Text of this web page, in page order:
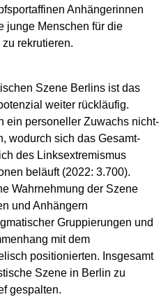
Anhängerinnen
junge Menschen für die
rekrutieren.
Szene Berlins ist das
weiter rückläufig.
ein personeller Zuwachs nicht-
wodurch sich das Gesamt-
des Linksextremismus
beläuft (2022: 3.700).
Wahrnehmung der Szene
und Anhängern
Gruppierungen und
mit dem
positionierten. Insgesamt
Szene in Berlin zu
gespalten.